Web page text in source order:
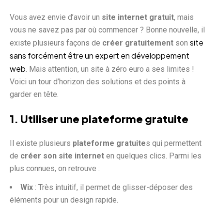
Vous avez envie d’avoir un site internet gratuit, mais
vous ne savez pas par où commencer ? Bonne nouvelle, il
existe plusieurs façons de créer gratuitement son site
sans forcément être un expert en développement
web . Mais attention, un site à zéro euro a ses limites !
Voici un tour d’horizon des solutions et des points à
garder en tête.
1. Utiliser une plateforme gratuite
Il existe plusieurs plateforme gratuites qui permettent
de créer son site internet en quelques clics. Parmi les
plus connues, on retrouve :
Wix : Très intuitif, il permet de glisser-déposer des
éléments pour un design rapide.